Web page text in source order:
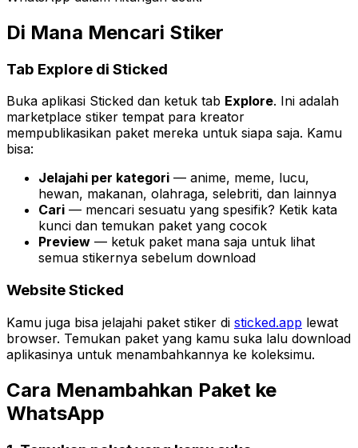
Di Mana Mencari Stiker
Tab Explore di Sticked
Buka aplikasi Sticked dan ketuk tab Explore. Ini adalah
marketplace stiker tempat para kreator
mempublikasikan paket mereka untuk siapa saja. Kamu
bisa:
Jelajahi per kategori — anime, meme, lucu,
hewan, makanan, olahraga, selebriti, dan lainnya
Cari — mencari sesuatu yang spesifik? Ketik kata
kunci dan temukan paket yang cocok
Preview — ketuk paket mana saja untuk lihat
semua stikernya sebelum download
Website Sticked
Kamu juga bisa jelajahi paket stiker di sticked.app lewat
browser. Temukan paket yang kamu suka lalu download
aplikasinya untuk menambahkannya ke koleksimu.
Cara Menambahkan Paket ke
WhatsApp